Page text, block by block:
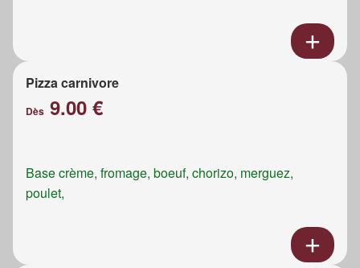
Pizza carnivore
Dès 9.00 €
Base crème, fromage, boeuf, chorizo, merguez,
poulet,